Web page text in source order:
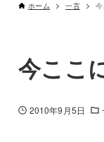
ホーム 一言
今ここ
2010年9月5日